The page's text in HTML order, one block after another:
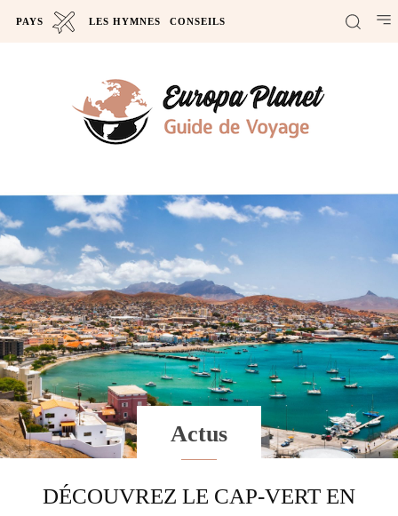
PAYS LES HYMNES CONSEILS
Actus
DÉCOUVREZ LE CAP-VERT EN